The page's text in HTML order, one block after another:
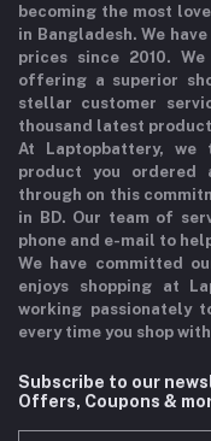
becoming the most
in Bangladesh. We
prices since 2010.
offering a superior
stellar customer
thousand latest
At Laptopbattery,
product you ordered
through on this
in BD. Our team of
phone and e-mail to
We have committed
enjoys shopping at
working passionately
every time you shop
Subscribe to our
Offers, Coupons &